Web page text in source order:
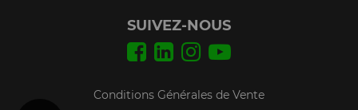
SUIVEZ-NOUS
Conditions Générales de Vente